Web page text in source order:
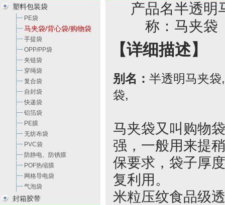
塑料包装袋
PE袋
马夹袋/背心袋/购物袋
手提袋
OPP/PP袋
夹链袋
穿绳袋
复合袋
自封袋
快递袋
铝箔袋
PE膜
无纺布袋
PVC袋
防静电、防锈膜
POF热缩膜
网格导电袋
气泡袋
封箱胶带
产品名
称：
半透明
马夹袋
【详细描述】
别名： 半透明马夹袋,
袋,
马夹袋又叫购物
强，一般用来提
保要求，袋子厚
复利用。
米粒压纹食品级